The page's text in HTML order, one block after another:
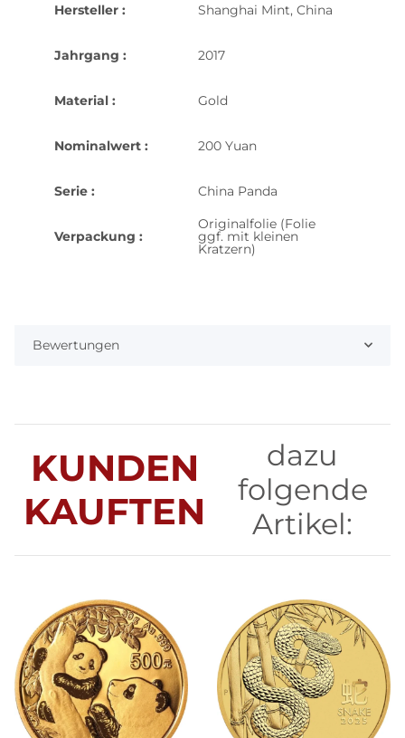
Hersteller : Shanghai Mint, China
Jahrgang : 2017
Material : Gold
Nominalwert : 200 Yuan
Serie : China Panda
Verpackung :
Originalfolie (Folie
ggf. mit kleinen
Kratzern)
Bewertungen
KUNDEN
KAUFTEN
dazu
folgende
Artikel: